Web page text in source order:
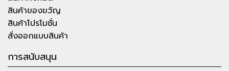
สินค้าของขวัญ
สินค้าโปรโมชั่น
สั่งออกแบบสินค้า
การสนับสนุน